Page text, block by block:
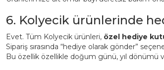
6. Kolyecik ürünlerinde
Evet. Tüm Kolyecik ürünleri, özel hediye
Sipariş sırasında “hediye olarak gönder”
Bu özellik özellikle doğum günü, yıl dönümü